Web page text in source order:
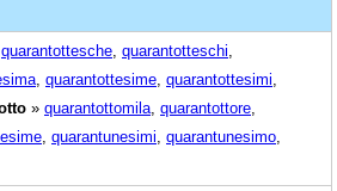
quarantottesche quarantotteschi
quarantottesime quarantottesimi
» quarantottomila quarantottore
quarantunesimi quarantunesimo